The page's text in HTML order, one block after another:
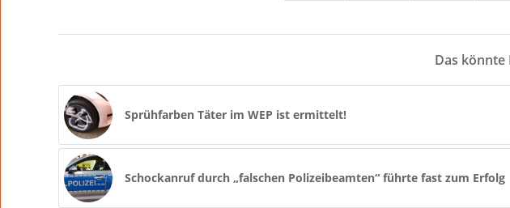
Das könnte
Sprühfarben Täter im WEP ist ermittelt!
Schockanruf durch „falschen Polizeibeamten“ führte fast zum Erfolg